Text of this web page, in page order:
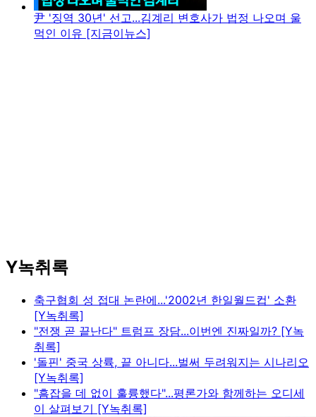
尹 '징역 30년' 선고...김계리 변호사가 법정 나오며 울
먹인 이유 [지금이뉴스]
Y녹취록
축구협회 성 접대 논란에...'2002년 한일월드컵' 소환
[Y녹취록]
"전쟁 곧 끝난다" 트럼프 장담...이번엔 진짜일까? [Y녹
취록]
'돌핀' 중국 상륙, 끝 아니다...벌써 두려워지는 시나리오
[Y녹취록]
"흠잡을 데 없이 훌륭했다"...평론가와 함께하는 오디세
이 살펴보기 [Y녹취록]